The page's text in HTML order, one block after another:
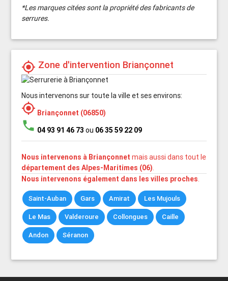
*Les marques citées sont la propriété des fabricants de
serrures.
my_location Zone d'intervention Briançonnet
Nous intervenons sur toute la ville et ses environs:
my_location Briançonnet (06850)
phone 04 93 91 46 73 ou 06 35 59 22 09
Nous intervenons à Briançonnet mais aussi dans tout le
département des Alpes-Maritimes (06).
Nous intervenons également dans les villes proches.
Saint-Auban Gars Amirat Les Mujouls
Le Mas Valderoure Collongues Caille
Andon Séranon